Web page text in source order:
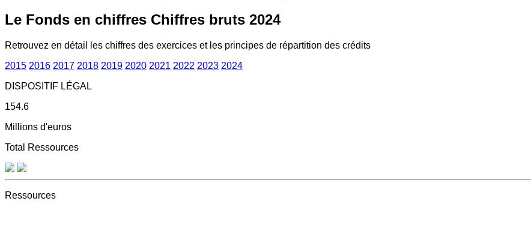
Le Fonds en chiffres Chiffres bruts 2024
Retrouvez en détail les chiffres des exercices et les principes de répartition des crédits
2015 2016 2017 2018 2019 2020 2021 2022 2023 2024
DISPOSITIF LÉGAL
154.6
Millions d'euros
Total Ressources
Ressources